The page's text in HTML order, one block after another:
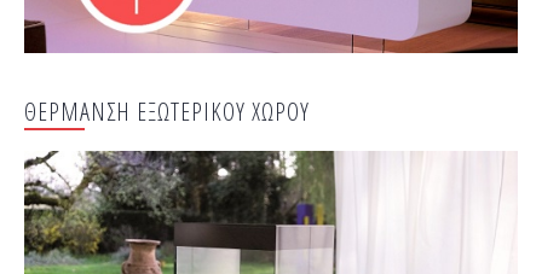
ΘΕΡΜΑΝΣΗ ΕΞΩΤΕΡΙΚΟΥ ΧΩΡΟΥ